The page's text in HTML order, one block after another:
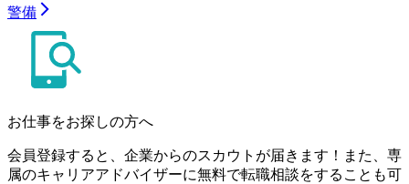
警備
お仕事をお探しの方へ
会員登録すると、企業からのスカウトが届きます！また、専
属のキャリアアドバイザーに無料で転職相談をすることも可